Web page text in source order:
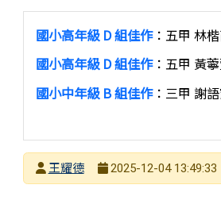
國小高年級 D 組佳作：五甲 林
國小高年級 D 組佳作：五甲 黃
國小中年級 B 組佳作：三甲 謝
發布者
王耀德
2025-12-04 13:49:33